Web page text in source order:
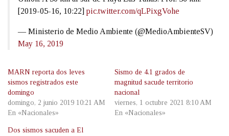
[2019-05-16, 10:22] pic.twitter.com/qLPixgVohe
— Ministerio de Medio Ambiente (@MedioAmbienteSV)
May 16, 2019
MARN reporta dos leves
sismos registrados este
domingo
domingo, 2 junio 2019 10:21 AM
En «Nacionales»
Sismo de 4.1 grados de
magnitud sacude territorio
nacional
viernes, 1 octubre 2021 8:10 AM
En «Nacionales»
Dos sismos sacuden a El